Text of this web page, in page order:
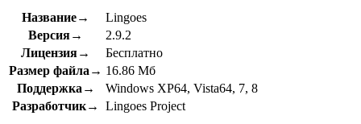
Название→
Lingoes
Версия→
2.9.2
Лицензия→
Бесплатно
Размер файла→ 16.86 Мб
Поддержка→
Windows XP64, Vista64, 7, 8
Разработчик→
Lingoes Project